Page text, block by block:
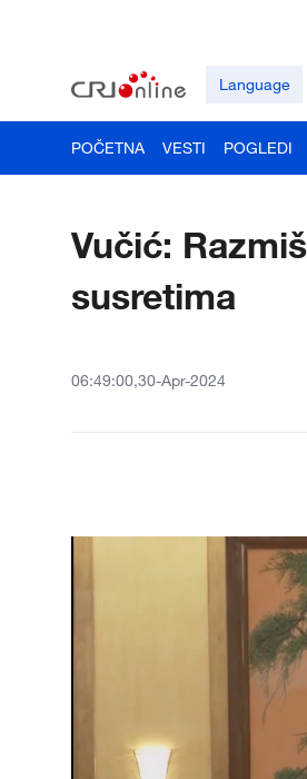
Language
POČETNA VESTI POGLEDI
Vučić:
susretima
06:49:00,30-Apr-2024